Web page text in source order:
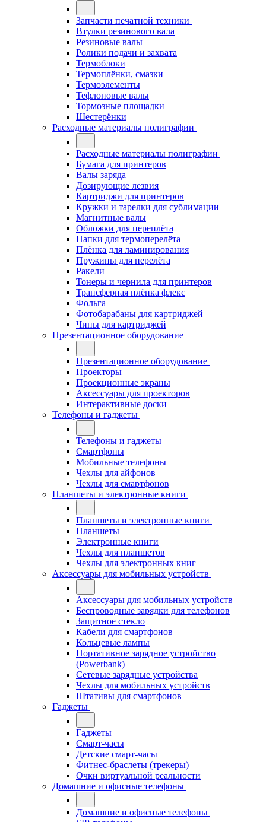
Запчасти печатной техники
Втулки резинового вала
Резиновые валы
Ролики подачи и захвата
Термоблоки
Термоплёнки, смазки
Термоэлементы
Тефлоновые валы
Тормозные площадки
Шестерёнки
Расходные материалы полиграфии
Расходные материалы полиграфии
Бумага для принтеров
Валы заряда
Дозирующие лезвия
Картриджи для принтеров
Кружки и тарелки для сублимации
Магнитные валы
Обложки для переплёта
Папки для термоперелёта
Плёнка для ламинирования
Пружины для перелёта
Ракели
Тонеры и чернила для принтеров
Трансферная плёнка флекс
Фольга
Фотобарабаны для картриджей
Чипы для картриджей
Презентационное оборудование
Презентационное оборудование
Проекторы
Проекционные экраны
Аксессуары для проекторов
Интерактивные доски
Телефоны и гаджеты
Телефоны и гаджеты
Смартфоны
Мобильные телефоны
Чехлы для айфонов
Чехлы для смартфонов
Планшеты и электронные книги
Планшеты и электронные книги
Планшеты
Электронные книги
Чехлы для планшетов
Чехлы для электронных книг
Аксессуары для мобильных устройств
Аксессуары для мобильных устройств
Беспроводные зарядки для телефонов
Защитное стекло
Кабели для смартфонов
Кольцевые лампы
Портативное зарядное устройство
(Powerbank)
Сетевые зарядные устройства
Чехлы для мобильных устройств
Штативы для смартфонов
Гаджеты
Гаджеты
Смарт-часы
Детские смарт-часы
Фитнес-браслеты (трекеры)
Очки виртуальной реальности
Домашние и офисные телефоны
Домашние и офисные телефоны